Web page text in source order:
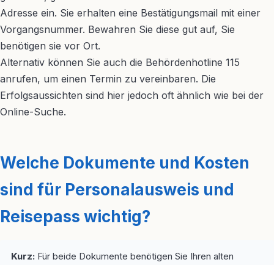
Adresse ein. Sie erhalten eine Bestätigungsmail mit einer
Vorgangsnummer. Bewahren Sie diese gut auf, Sie
benötigen sie vor Ort.
Alternativ können Sie auch die Behördenhotline 115
anrufen, um einen Termin zu vereinbaren. Die
Erfolgsaussichten sind hier jedoch oft ähnlich wie bei der
Online-Suche.
Welche Dokumente und Kosten
sind für Personalausweis und
Reisepass wichtig?
Kurz: Für beide Dokumente benötigen Sie Ihren alten